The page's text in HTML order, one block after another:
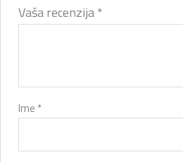
Vaša recenzija*
Ime *